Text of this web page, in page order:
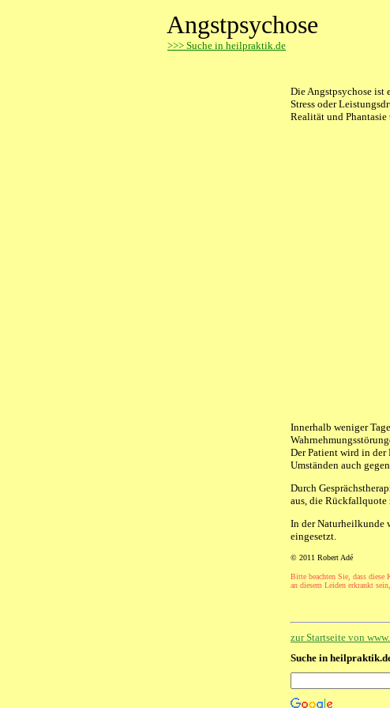
Angstpsychose
>>> Suche in heilpraktik.de
Die Angstpsychose ist
Stress oder
Realität und Phantasie
Innerhalb weniger
Der Patient wird in der
Umständen auch
Durch
aus, die Rückfallquote
In der Naturheilkunde
eingesetzt.
© 2011 Robert Adé
Bitte beachten Sie, dass diese
an diesem Leiden erkrankt
zur Startseite von
Suche in